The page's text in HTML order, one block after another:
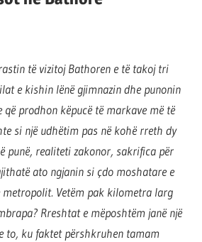
të vizitoj Bathoren e të takoj tri
e kishin lënë gjimnazin dhe punonin
që prodhon këpucë të markave më të
si një udhëtim pas në kohë rreth dy
punë, realiteti zakonor, sakrifica për
ato ngjanin si çdo moshatare e
metropolit. Vetëm pak kilometra larg
Rreshtat e mëposhtëm janë një
to, ku faktet përshkruhen tamam